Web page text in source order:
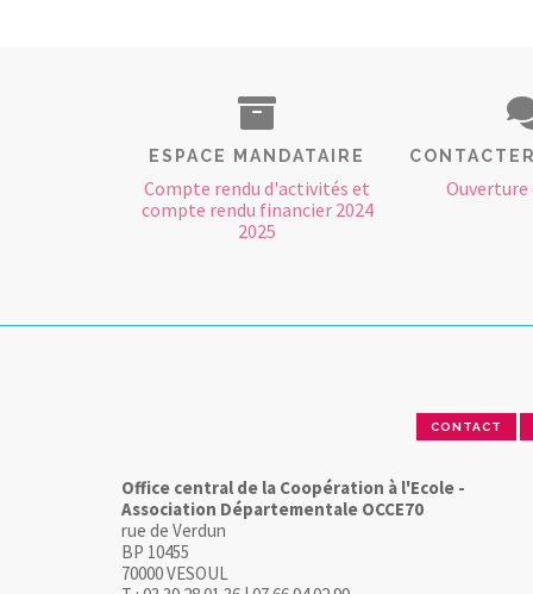
ESPACE MANDATAIRE
Compte rendu d'activités et
compte rendu financier 2024
2025
Ouverture
CONTACT
Office central de la Coopération à l'Ecole -
Association Départementale OCCE70
rue de Verdun
BP 10455
70000 VESOUL